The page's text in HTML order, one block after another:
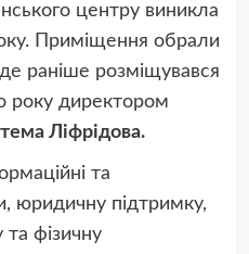
центру виникла
Приміщення обрали
де раніше розміщувався
директором
Ліфрідова.
та
юридичну підтримку,
та фізичну